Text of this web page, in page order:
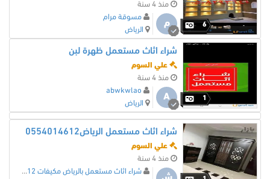
6
منذ 4 سنة
م
مسوقة مرام
الرياض
1
شراء اثاث مستعمل ظهرة لبن
علي السوم
منذ 4 سنة
A
abwkwlao
الرياض
شراء اثاث مستعمل الرياض0554014612
علي السوم
منذ 4 سنة
شراء اثاث مستعمل بالرياض مكيفات 0554014612 شاشات05